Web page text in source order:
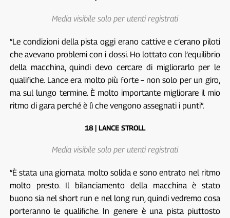
Media visibile solo per utenti registrati
“Le condizioni della pista oggi erano cattive e c’erano piloti
che avevano problemi con i dossi. Ho lottato con l’equilibrio
della macchina, quindi devo cercare di migliorarlo per le
qualifiche. Lance era molto più forte – non solo per un giro,
ma sul lungo termine. È molto importante migliorare il mio
ritmo di gara perché è lì che vengono assegnati i punti”.
18 | LANCE STROLL
Media visibile solo per utenti registrati
“È stata una giornata molto solida e sono entrato nel ritmo
molto presto. Il bilanciamento della macchina è stato
buono sia nel short run e nel long run, quindi vedremo cosa
porteranno le qualifiche. In genere è una pista piuttosto